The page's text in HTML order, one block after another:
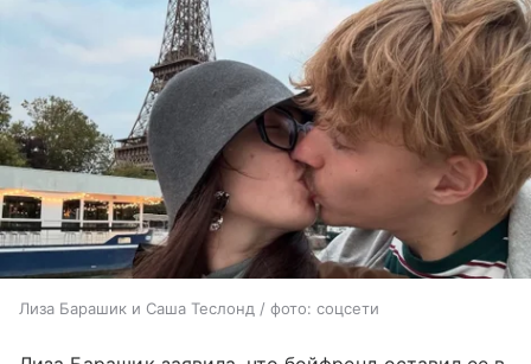
Лиза Барашик и Саша Теслонд / фото: соцсети